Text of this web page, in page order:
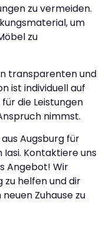
zu vermeiden.
um
zu
transparenten und
ist individuell auf
die Leistungen
nimmst.
Augsburg für
Kontaktiere uns
Angebot! Wir
zu helfen und dir
Zuhause zu